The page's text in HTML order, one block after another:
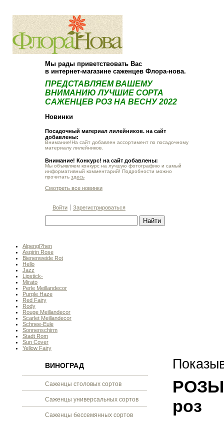
Мы рады приветствовать Вас
в интернет-магазине саженцев Флора-нова.
ПРЕДСТАВЛЯЕМ ВАШЕМУ
ВНИМАНИЮ ЛУЧШИЕ СОРТА
САЖЕНЦЕВ РОЗ НА ВЕСНУ 2022
Новинки
Посадочный материал лилейников. на сайт
добавлены:
Внимание!На сайт добавлен ассортимент по посадочному
материалу лилейников.
Внимание! Конкурс! на сайт добавлены:
Мы объявляем конкурс на лучшую фотографию и самый
информативный комментарий! Подробности можно
прочитать здесь
Смотреть все новинки
Войти Зарегистрироваться
Alpengl?hen
Aspirin Rose
Bienenweide Rot
Hello
Jazz
Lipstick-
Mirato
Perle Meillandecor
Purple Haze
Red Fairy
Rody
Rouge Meillandecor
Scarlet Meillandecor
Schnee-Eule
Sonnensсhirm
Stadt Rom
Sun Cover
Yellow Fairy
ВИНОГРАД
Саженцы столовых сортов
Саженцы универсальных сортов
Саженцы бессемянных сортов
РОЗЫ
роз